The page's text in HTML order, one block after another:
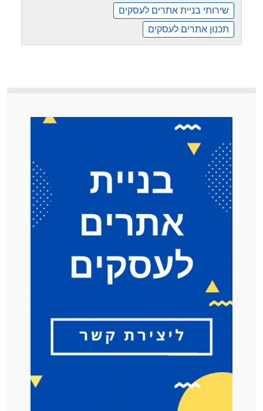
שירותי בניית אתרים לעסקים
תכנון אתרים לעסקים